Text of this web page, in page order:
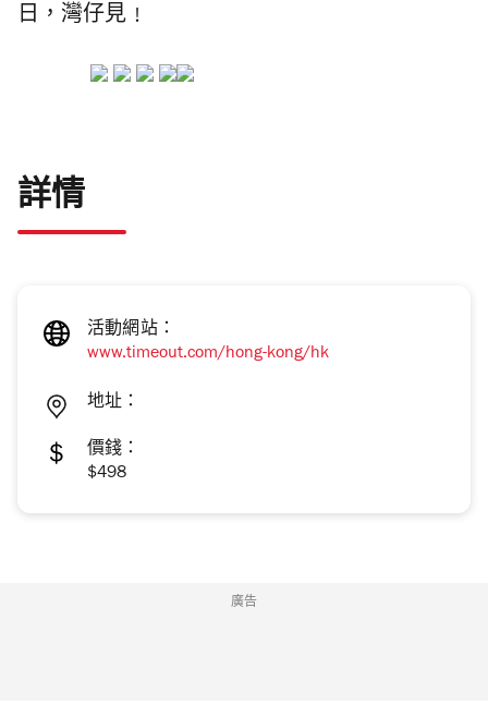
日，灣仔見﹗
詳情
活動網站：
www.timeout.com/hong-kong/hk
地址：
價錢：
$498
廣告